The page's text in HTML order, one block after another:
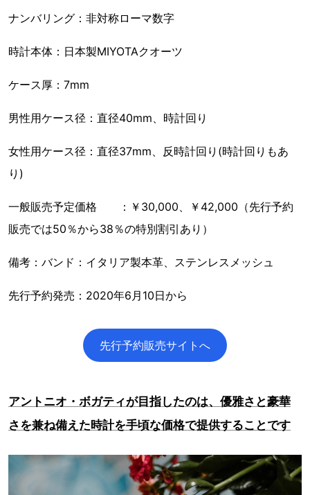
ナンバリング：非対称ローマ数字
時計本体：日本製MIYOTAクオーツ
ケース厚：7mm
男性用ケース径：直径40mm、時計回り
女性用ケース径：直径37mm、反時計回り(時計回りもあ
り)
一般販売予定価格 ：￥30,000、￥42,000（先行予約
販売では50％から38％の特別割引あり）
備考：バンド：イタリア製本革、ステンレスメッシュ
先行予約発売：2020年6月10日から
先行予約販売サイトへ
アントニオ・ボガティが目指したのは、優雅さと豪華
さを兼ね備えた時計を手頃な価格で提供することです